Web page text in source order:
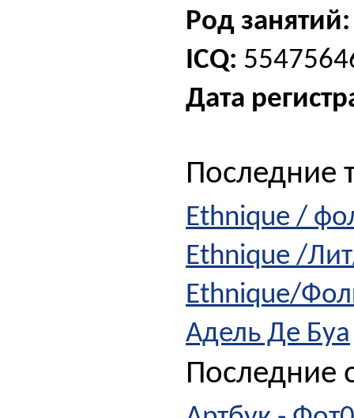
Род занятий:
ICQ:
Дата
Последние
Ethnique /
Ethnique /
Ethnique/
Адель Де Буа
Последние